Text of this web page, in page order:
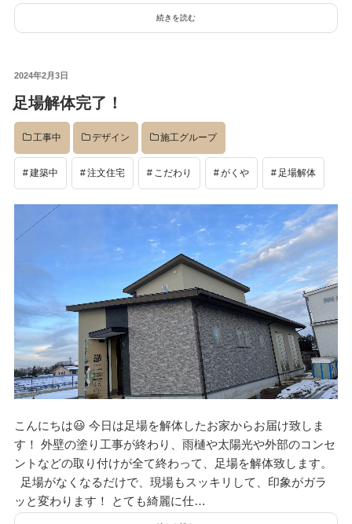
続きを読む
投
日:
2024年2月3日
足場解体完了！
工事中 デザイン 施工グループ
建築中 注文住宅 こだわり がくや 足場解体
こんにちは😃 今日は足場を解体したお家からお届け致しま
す！ 外壁の塗り工事が終わり、雨樋や太陽光や外部のコンセ
ントなどの取り付けが全て終わって、足場を解体致します。
足場がなくなるだけで、現場もスッキリして、印象がガラ
ッと変わります！ とても綺麗に仕…